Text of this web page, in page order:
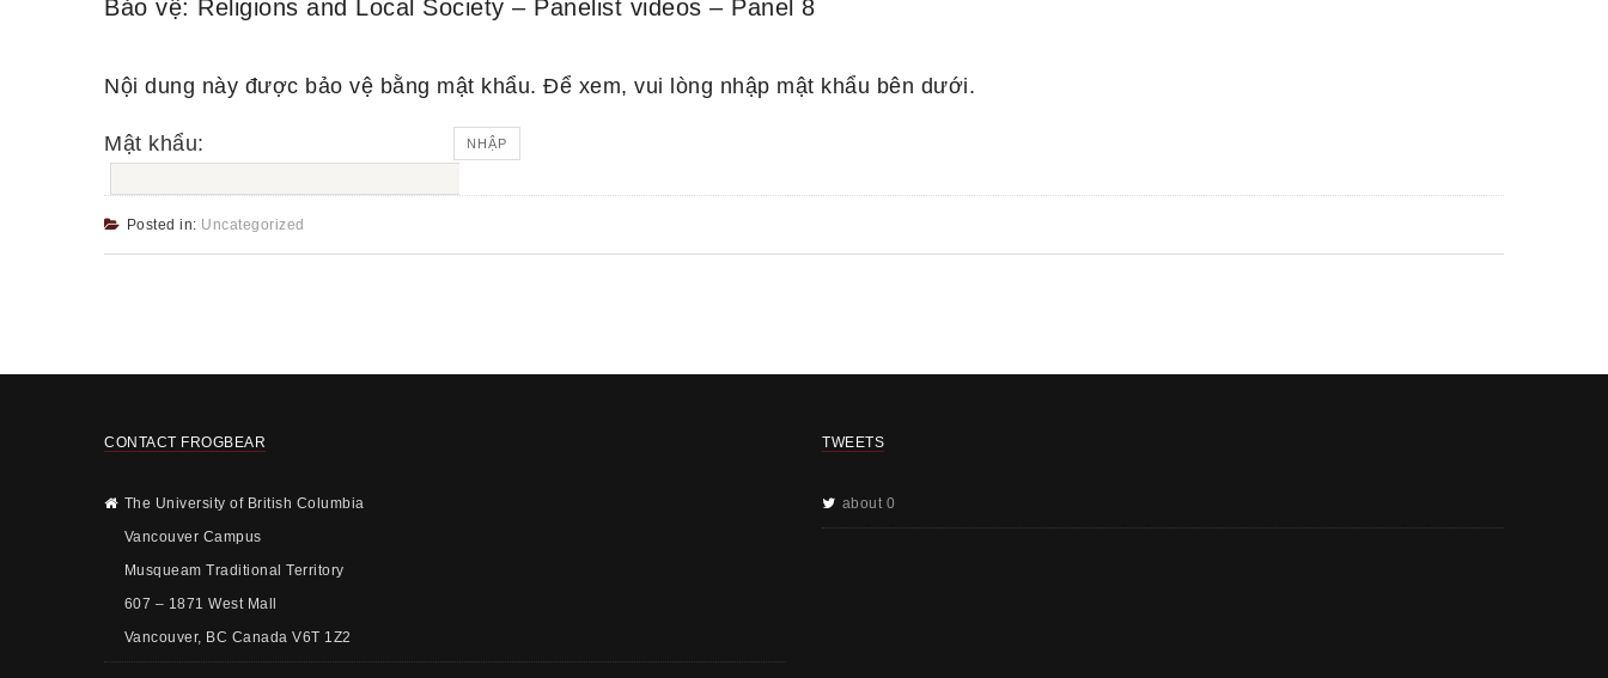
Bảo vệ: Religions and Local Society – Panelist videos – Panel 8
Nội dung này được bảo vệ bằng mật khẩu. Để xem, vui lòng nhập mật khẩu bên dưới.
Mật khẩu:
Posted in: Uncategorized
CONTACT FROGBEAR
The University of British Columbia
Vancouver Campus
Musqueam Traditional Territory
607 – 1871 West Mall
Vancouver, BC Canada V6T 1Z2
TWEETS
about 0